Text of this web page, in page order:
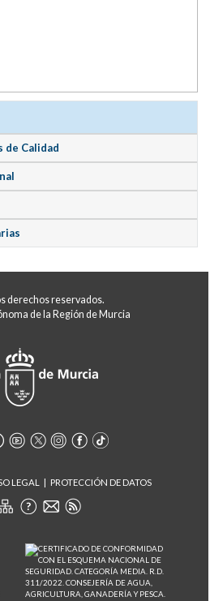
de Calidad
derechos reservados.
de la Región de Murcia
LEGAL PROTECCIÓN DE DATOS